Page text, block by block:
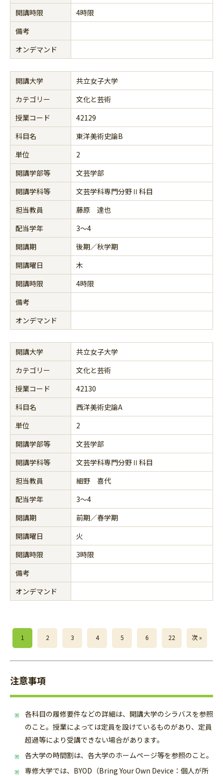
開講時限
4時限
備考
オンデマンド
開講大学
共立女子大学
カテゴリー
文化と芸術
授業コード
42129
科目名
東洋美術史論B
単位
2
開講学部等
文芸学部
開講学科等
文芸学科専門分野Ⅱ科目
担当教員
藤原 達也
配当学年
3～4
開講期
後期／秋学期
開講曜日
木
開講時限
4時限
備考
オンデマンド
開講大学
共立女子大学
カテゴリー
文化と芸術
授業コード
42130
科目名
西洋美術史論A
単位
2
開講学部等
文芸学部
開講学科等
文芸学科専門分野Ⅱ科目
担当教員
細野 喜代
配当学年
3～4
開講期
前期／春学期
開講曜日
火
開講時限
3時限
備考
オンデマンド
1 2 3 4 5 6 22 次 »
注意事項
各科目の履修要件などの詳細は、開講大学のシラバスを参照
のこと。授業によっては定員を設けているものがあり、定員
超過等により受講できない場合があります。
各大学の時間割は、各大学のホームページ等を参照のこと。
専修大学では、BYOD（Bring Your Own Device：個人が所